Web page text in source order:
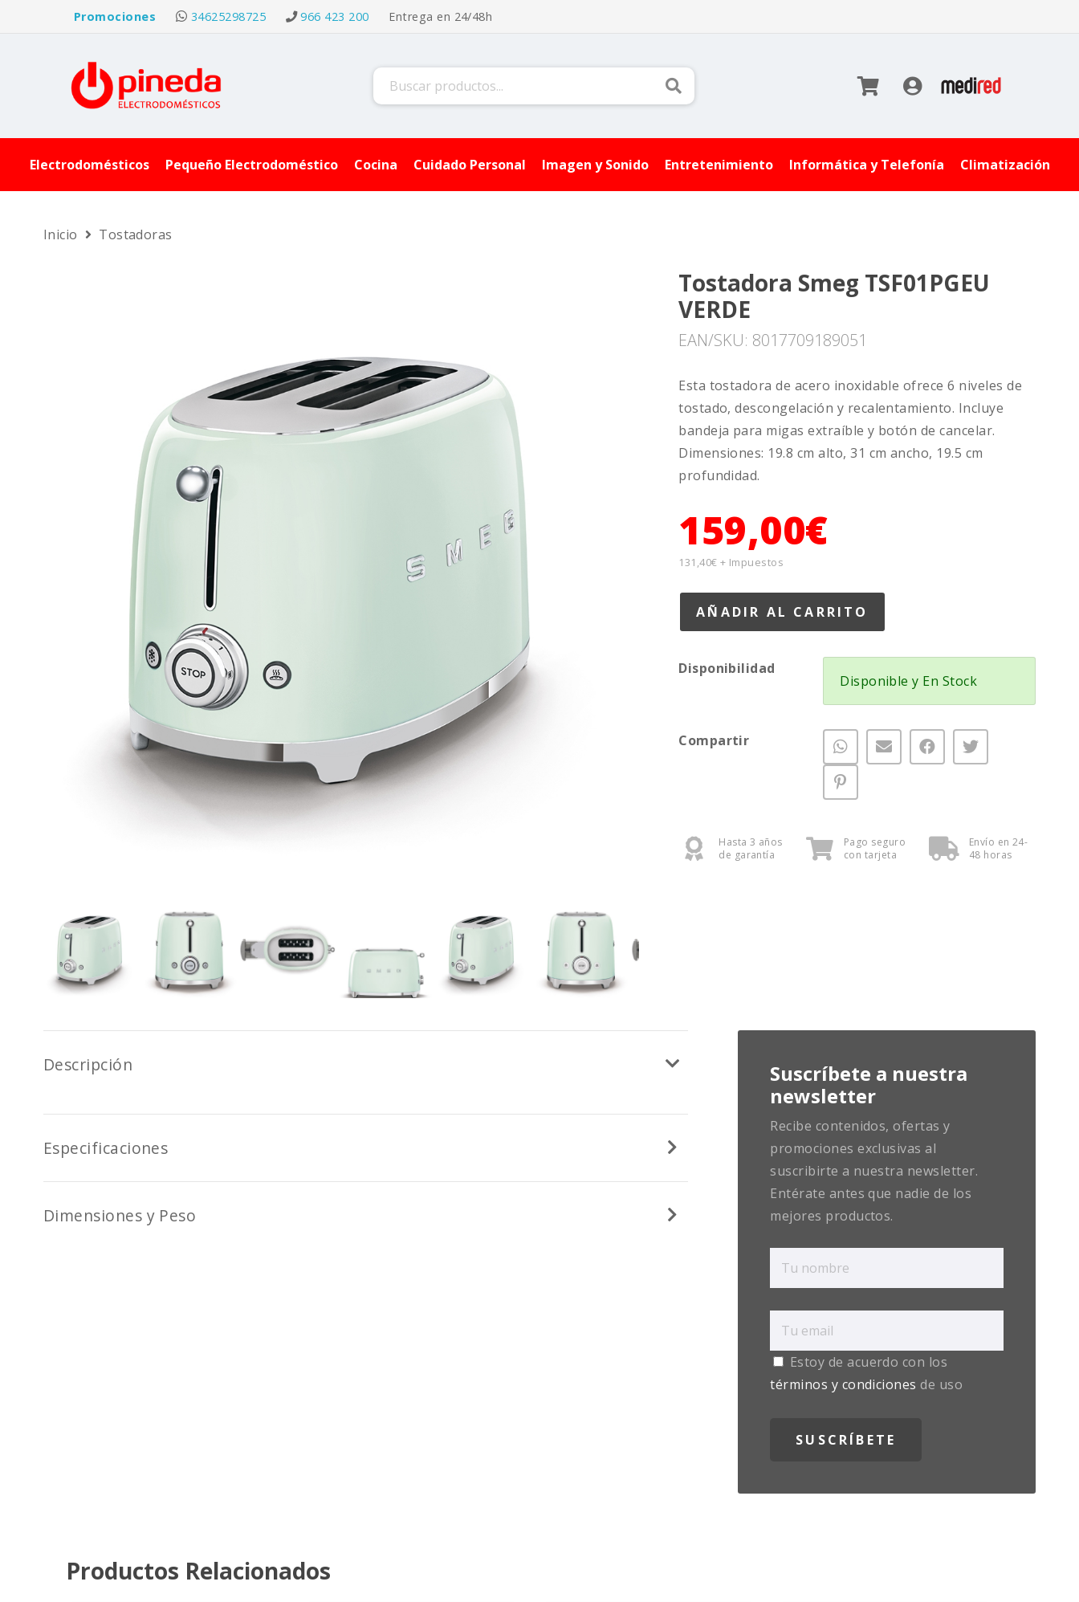
Promociones 34625298725 966 423 200 Entrega en 24/48h
Electrodomésticos Pequeño Electrodoméstico Cocina Cuidado Personal Imagen y Sonido Entretenimiento Informática y Telefonía Climatización
Inicio  Tostadoras
Tostadora Smeg TSF01PGEU
VERDE
EAN/SKU: 8017709189051
Esta tostadora de acero inoxidable ofrece 6 niveles de
tostado, descongelación y recalentamiento. Incluye
bandeja para migas extraíble y botón de cancelar.
Dimensiones: 19.8 cm alto, 31 cm ancho, 19.5 cm
profundidad.
159,00€
131,40€ + Impuestos
Disponibilidad
Disponible y En Stock
Compartir
Hasta 3 años
de garantía
Pago seguro
con tarjeta
Envío en 24-
48 horas
Descripción
Especificaciones
Dimensiones y Peso
Suscríbete a nuestra
newsletter
Recibe contenidos, ofertas y
promociones exclusivas al
suscribirte a nuestra newsletter.
Entérate antes que nadie de los
mejores productos.
Estoy de acuerdo con los
términos y condiciones de uso
Productos Relacionados